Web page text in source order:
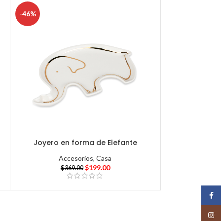
-46%
Joyero en forma de Elefante
Accesorios,Casa
$369.00 $199.00